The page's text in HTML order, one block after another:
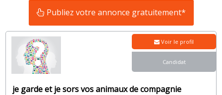
Publiez votre annonce gratuitement*
je garde et je sors vos animaux de compagnie
Voir le profil
Candidat